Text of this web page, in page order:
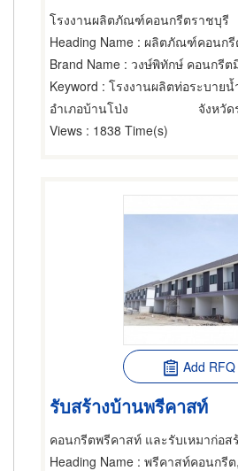
โรงงานผลิตภัณฑ์คอนกรีตราชบุรี
Heading Name : ผลิตภัณฑ์คอนกรีต,ผลิตภัณฑ์คอนกรีต,พื้น
Brand Name : วงษ์พิทักษ์ คอนกรีต
Keyword : โรงงานผลิตท่อระบาย
อำเภอบ้านโป่ง
จังหวั
Views : 1838 Time(s)
Add RFQ
รับสร้างบ้านพรีคาสท์
คอนกรีตพรีคาสท์ และรับเหมาก่อส
Heading Name : พรีคาสท์คอนกรีต,ผลิตภัณฑ์คอนกรีต,พื้นส